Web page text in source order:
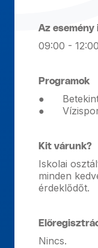
Az
09:00 - 12:00
Programok
●
● Vízisport
Kit várunk?
Iskolai
minden
érdeklődőt.
Nincs.